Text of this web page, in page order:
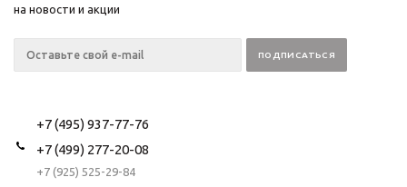
на новости и акции
+7 (495) 937-77-76
+7 (499) 277-20-08
+7 (925) 525-29-84